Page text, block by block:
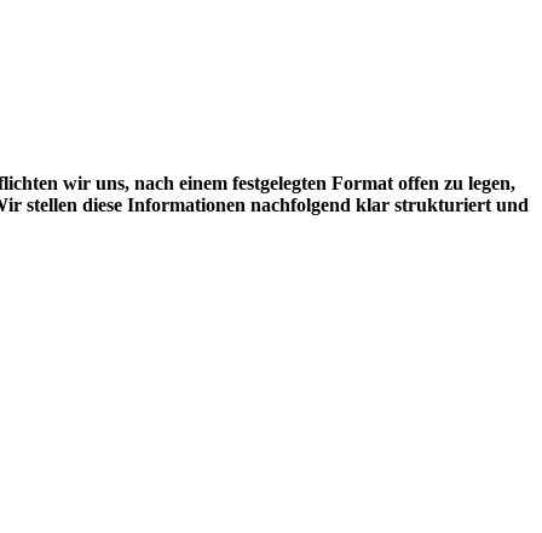
wir uns, nach einem festgelegten Format offen zu legen,
stellen diese Informationen nachfolgend klar strukturiert und